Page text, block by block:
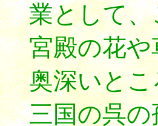
業として
宮殿の花
奥深いと
三国の呉